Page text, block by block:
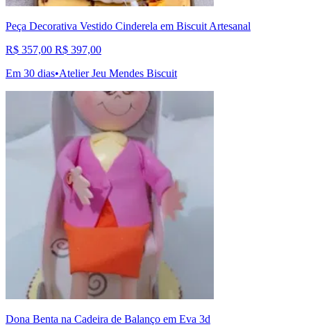
Peça Decorativa Vestido Cinderela em Biscuit Artesanal
R$ 357,00 R$ 397,00
Em 30 dias•Atelier Jeu Mendes Biscuit
Dona Benta na Cadeira de Balanço em Eva 3d